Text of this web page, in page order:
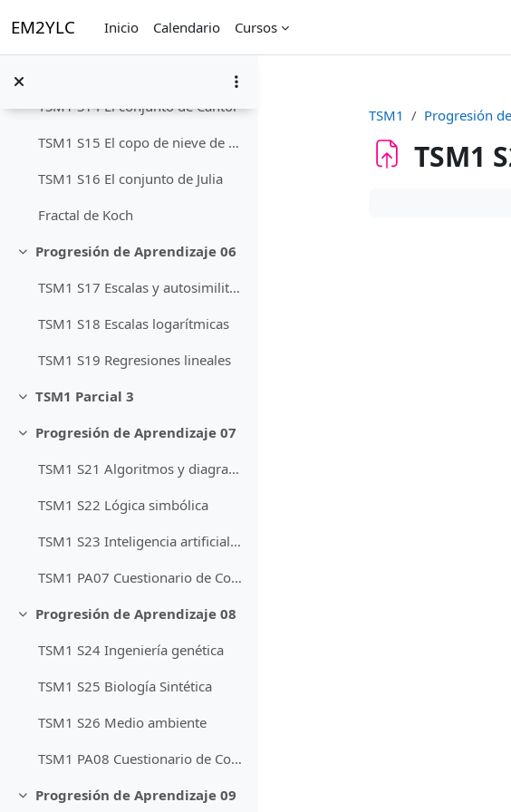
EM2YLC Inicio Calendario Cursos
TSM1 S13 Geometría esférica
Colapsar
TSM1 S14 El conjunto de Cantor
TSM1 S15 El copo de nieve de Koch
TSM1 S16 El conjunto de Julia
Fractal de Koch
Colapsar
Progresión de Aprendizaje 06
TSM1 S17 Escalas y autosimilitudes
TSM1 S18 Escalas logarítmicas
TSM1 S19 Regresiones lineales
Colapsar
TSM1 Parcial 3
Colapsar
Progresión de Aprendizaje 07
TSM1 S21 Algoritmos y diagramas de flujo
TSM1 S22 Lógica simbólica
TSM1 S23 Inteligencia artificial IA
TSM1 PA07 Cuestionario de Contenidos
Colapsar
Progresión de Aprendizaje 08
TSM1 S24 Ingeniería genética
TSM1 S25 Biología Sintética
TSM1 S26 Medio ambiente
TSM1 PA08 Cuestionario de Contenidos
Colapsar
Progresión de Aprendizaje 09
TSM1 Progresión
TSM1